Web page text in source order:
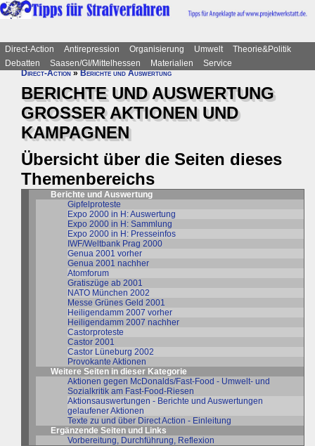
Direct-Action Antirepression Organisierung Umwelt
Theorie&Politik
Debatten
Saasen/GI/Mittelhessen Materialien
Service
Direct-Action»Berichte und Auswertung
BERICHTE UND AUSWERTUNG
GROSSER AKTIONEN UND
KAMPAGNEN
Übersicht über die Seiten dieses
Themenbereichs
Berichte und Auswertung
Gipfelproteste
Expo 2000 in H: Auswertung
Expo 2000 in H: Sammlung
Expo 2000 in H: Presseinfos
IWF/Weltbank Prag 2000
Genua 2001 vorher
Genua 2001 nachher
Atomforum
Gratiszüge ab 2001
NATO München 2002
Messe Grünes Geld 2001
Heiligendamm 2007 vorher
Heiligendamm 2007 nachher
Castorproteste
Castor 2001
Castor Lüneburg 2002
Provokante Aktionen
Weitere Seiten in dieser Kategorie
Aktionen gegen McDonalds/Fast-Food - Umwelt- und
Sozialkritik am Fast-Food-Riesen
Aktionsauswertungen - Berichte und Auswertungen
gelaufener Aktionen
Texte zu und über Direct Action - Einleitung
Ergänzende Seiten und Links
Vorbereitung, Durchführung, Reflexion